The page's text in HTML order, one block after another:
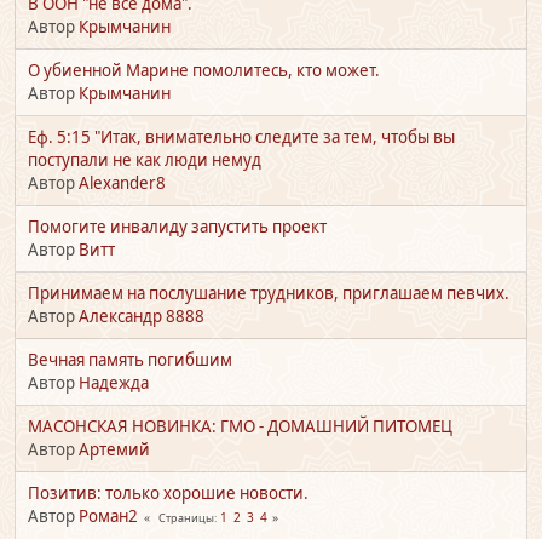
Автор Крымчанин
О убиенной Марине помолитесь, кто может.
Автор Крымчанин
Еф. 5:15 "Итак, внимательно следите за тем, чтобы вы
поступали не как люди немуд
АвторAlexander8
Помогите инвалиду запустить проект
Автор Витт
Принимаем на послушание трудников, приглашаем певчих.
АвторАлександр 8888
Вечная память погибшим
Автор Надежда
МАСОНСКАЯ НОВИНКА: ГМО - ДОМАШНИЙ ПИТОМЕЦ
АвторАртемий
Позитив: только хорошие новости.
Автор Роман2 Страницы 1 2 3 4